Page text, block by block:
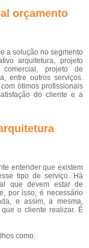
orçamento
a solução no segmento
arquitetura, projeto
comercial, projeto de
entre outros serviços.
ótimos profissionais
do cliente e a
entender que existem
tipo de serviço. Há
que devem estar de
por isso, é necessário
e assim, a mesma,
o cliente realizar. É
como: